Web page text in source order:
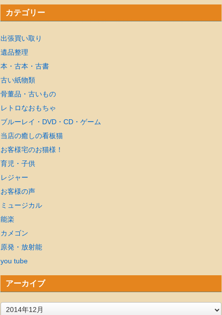
カテゴリー
出張買い取り
遺品整理
本・古本・古書
古い紙物類
骨董品・古いもの
レトロなおもちゃ
ブルーレイ・DVD・CD・ゲーム
当店の癒しの看板猫
お客様宅のお猫様！
育児・子供
レジャー
お客様の声
ミュージカル
能楽
カメゴン
原発・放射能
you tube
アーカイブ
ア